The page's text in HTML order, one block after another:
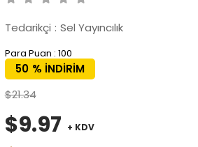
Tedarikçi : Sel Yayıncılık
Para Puan : 100
%
50
İNDIRIM
$21.34
$9.97 + KDV